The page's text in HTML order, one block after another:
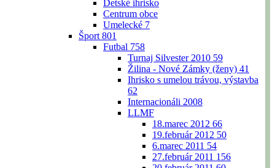
Detské ihrisko
Centrum obce
Umelecké 7
Šport 801
Futbal 758
Turnaj Silvester 2010 59
Žilina - Nové Zámky (ženy) 41
Ihrisko s umelou trávou, výstavba
62
Internacionáli 2008
LLMF
18.marec 2012 66
19.február 2012 50
6.marec 2011 54
27.február 2011 156